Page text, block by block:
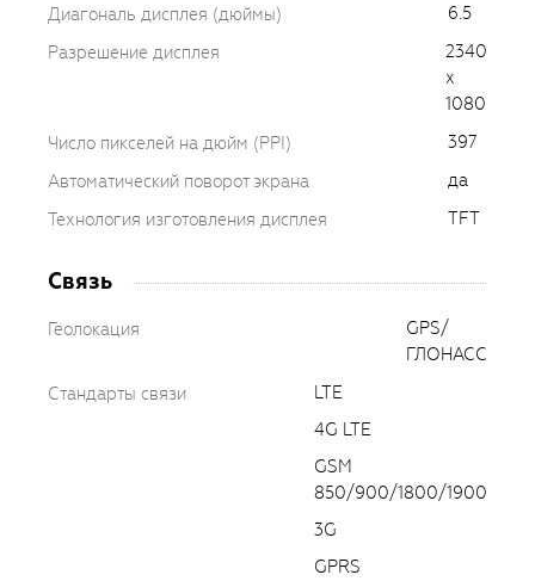
Диагональ дисплея (дюймы)
6.5
Разрешение дисплея
2340
x
1080
Число пикселей на дюйм (PPI)
397
Автоматический поворот экрана
да
Технология изготовления дисплея
TFT
Связь
Геолокация
GPS/
ГЛОНАСС
Стандарты связи
LTE
4G LTE
GSM
850/900/1800/1900
3G
GPRS